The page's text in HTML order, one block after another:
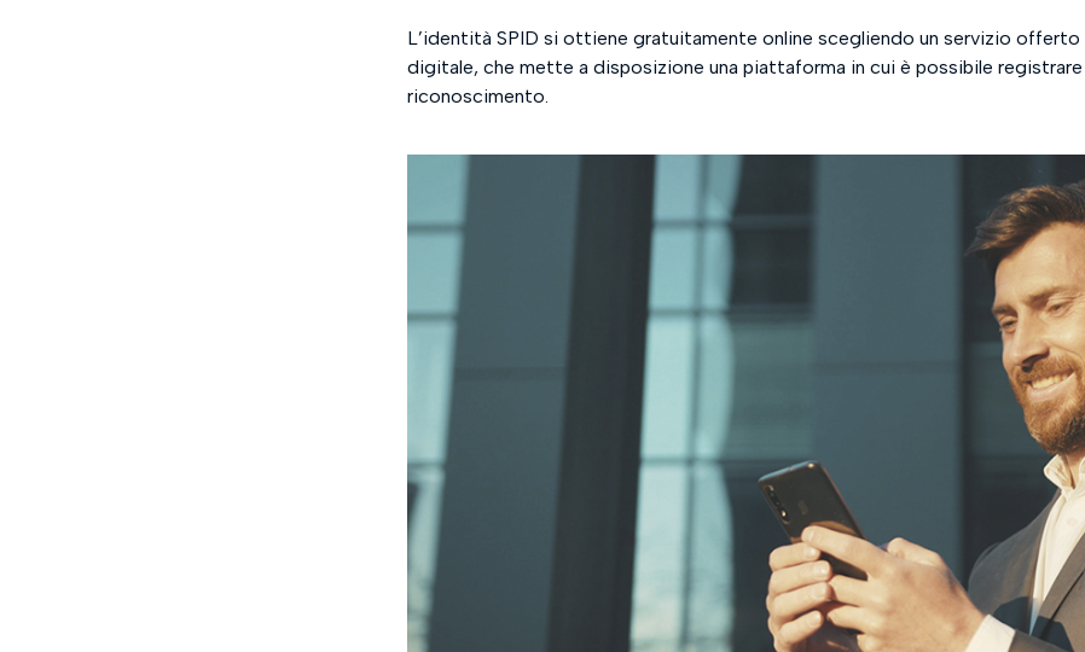
L’identità SPID si ottiene gratuitamente online scegliendo un servizio
digitale, che mette a disposizione una piattaforma in cui è possibile
riconoscimento.